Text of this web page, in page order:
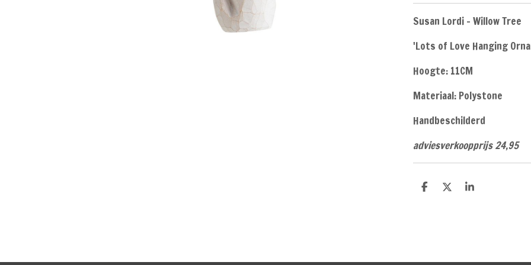
Susan Lordi - Willow Tree
'Lots of Love Hanging
Hoogte: 11CM
Materiaal: Polystone
Handbeschilderd
adviesverkoopprijs 24,95
D
D
S